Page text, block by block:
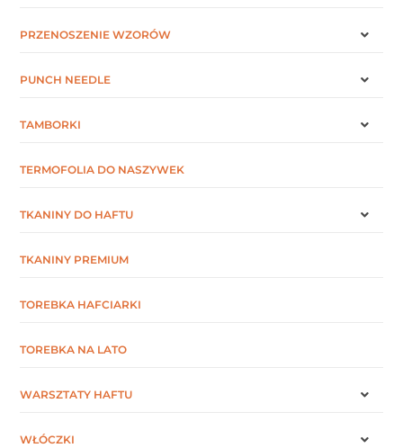
PRZENOSZENIE WZORÓW
PUNCH NEEDLE
TAMBORKI
TERMOFOLIA DO NASZYWEK
TKANINY DO HAFTU
TKANINY PREMIUM
TOREBKA HAFCIARKI
TOREBKA NA LATO
WARSZTATY HAFTU
WŁÓCZKI